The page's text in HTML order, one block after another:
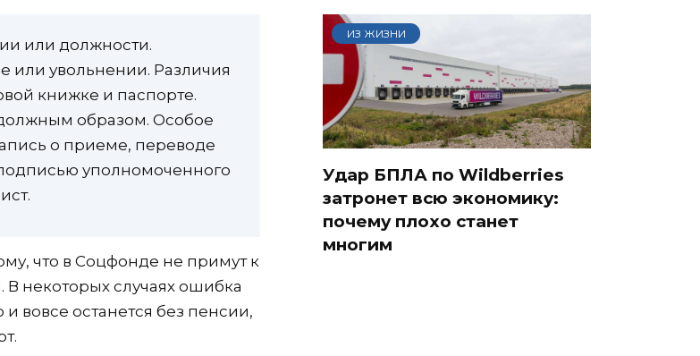
или должности.
или увольнении. Различия
книжке и паспорте.
образом. Особое
о приеме, переводе
уполномоченного
что в Соцфонде не примут к
В некоторых случаях ошибка
и вовсе останется без пенсии,
ИЗ ЖИЗНИ
Удар БПЛА по Wildberries
затронет всю экономику:
почему плохо станет
многим